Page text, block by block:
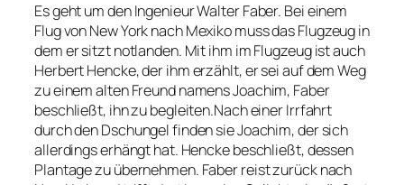
Es geht um den Ingenieur Walter Faber. Bei einem
Flug von New York nach Mexiko muss das Flugzeug in
dem er sitzt notlanden. Mit ihm im Flugzeug ist auch
Herbert Hencke, der ihm erzählt, er sei auf dem Weg
zu einem alten Freund namens Joachim, Faber
beschließt, ihn zu begleiten.Nach einer Irrfahrt
durch den Dschungel finden sie Joachim, der sich
allerdings erhängt hat. Hencke beschließt, dessen
Plantage zu übernehmen. Faber reist zurück nach